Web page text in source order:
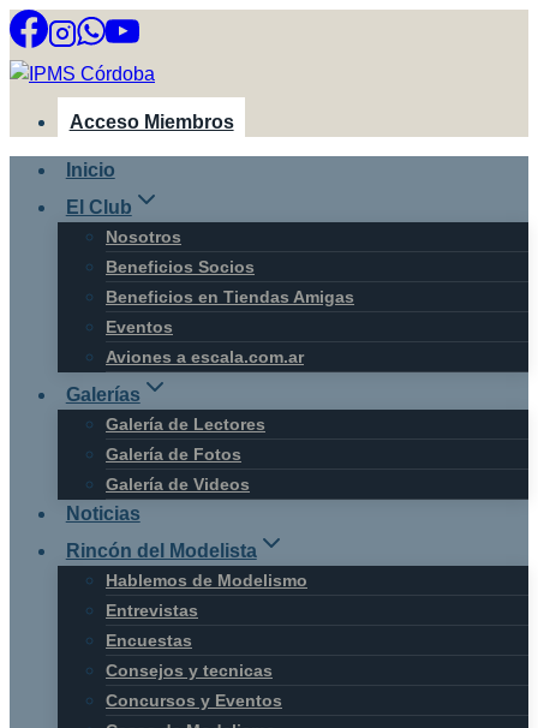
Saltar
al
contenido
Acceso Miembros
Inicio
El Club
Nosotros
Beneficios Socios
Beneficios en Tiendas Amigas
Eventos
Aviones a escala.com.ar
Galerías
Galería de Lectores
Galería de Fotos
Galería de Videos
Noticias
Rincón del Modelista
Hablemos de Modelismo
Entrevistas
Encuestas
Consejos y tecnicas
Concursos y Eventos